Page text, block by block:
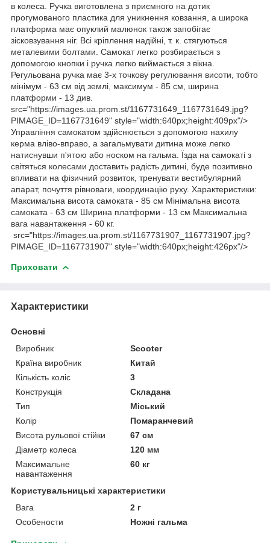
в колеса. Ручка виготовлена з приємного на дотик
прогумованого пластика для уникнення ковзання, а широка
платформа має опуклий малюнок також запобігає
зісковзування ніг. Всі кріплення надійні, т. к. стягуються
металевими болтами. Самокат легко розбирається з
допомогою кнопки і ручка легко виймається з вікна.
Регульована ручка має 3-х точкову регулювання висоти, тобто
мінімум - 63 см від землі, максимум - 85 см, ширина
платформи - 13 див.
src="https://images.ua.prom.st/1167731649_1167731649.jpg?
PIMAGE_ID=1167731649" style="width:640px;height:409px"/>
Управління самокатом здійснюється з допомогою нахилу
керма вліво-вправо, а загальмувати дитина може легко
натиснувши п'ятою або носком на гальма. Їзда на самокаті з
світяться колесами доставить радість дитині, буде позитивно
впливати на фізичний розвиток, тренувати вестибулярний
апарат, почуття рівноваги, координацію руху. Характеристики:
Максимальна висота самоката - 85 см Мінімальна висота
самоката - 63 см Ширина платформи - 13 см Максимальна
вага навантаження - 60 кг.
src="https://images.ua.prom.st/1167731907_1167731907.jpg?
PIMAGE_ID=1167731907" style="width:640px;height:426px"/>
Приховати
Характеристики
Основні
Виробник
Scooter
Країна виробник
Китай
Кількість коліс
3
Конструкція
Складана
Тип
Міський
Колір
Помаранчевий
Висота рульової стійки
67 см
Діаметр колеса
120 мм
Максимальне
навантаження
60 кг
Користувальницькі характеристики
Вага
2 г
Особености
Ножні гальма